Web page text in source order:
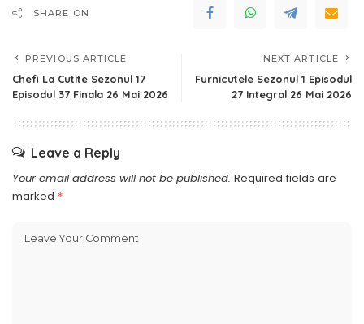
SHARE ON
PREVIOUS ARTICLE
Chefi La Cutite Sezonul 17
Episodul 37 Finala 26 Mai 2026
NEXT ARTICLE
Furnicutele Sezonul 1 Episodul
27 Integral 26 Mai 2026
Leave a Reply
Your email address will not be published. Required fields are
marked *